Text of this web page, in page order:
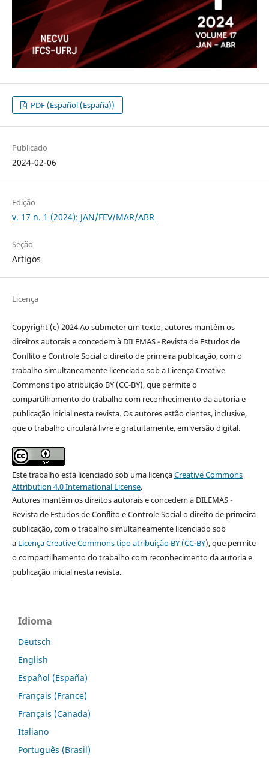
PDF (Español (España))
Publicado
2024-02-06
Edição
v. 17 n. 1 (2024): JAN/FEV/MAR/ABR
Seção
Artigos
Licença
Copyright (c) 2024 Ao submeter um texto, autores mantêm os
direitos autorais e concedem à DILEMAS - Revista de Estudos de
Conflito e Controle Social o direito de primeira publicação, com o
trabalho simultaneamente licenciado sob a Licença Creative
Commons tipo atribuição BY (CC-BY), que permite o
compartilhamento do trabalho com reconhecimento da autoria e
publicação inicial nesta revista. Os autores estão cientes, inclusive,
que o trabalho circulará livre e gratuitamente, em versão digital.
Este trabalho está licenciado sob uma licençaCreative Commons
Attribution 4.0 International License.
Autores mantêm os direitos autorais e concedem à DILEMAS -
Revista de Estudos de Conflito e Controle Social o direito de primeira
publicação, com o trabalho simultaneamente licenciado sob
a Licença Creative Commons tipo atribuição BY (CC-BY), que permite
o compartilhamento do trabalho com reconhecimento da autoria e
publicação inicial nesta revista.
Idioma
Deutsch
English
Español (España)
Français (France)
Français (Canada)
Italiano
Português (Brasil)